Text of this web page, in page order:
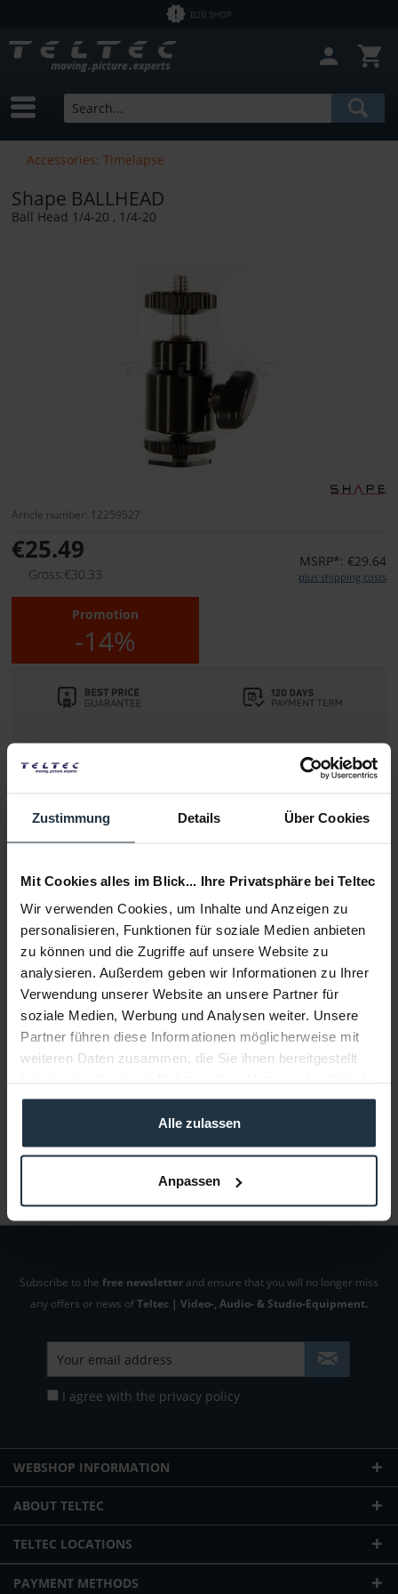
Zustimmung Details Über Cookies
Mit Cookies alles im Blick... Ihre Privatsphäre bei Teltec
Wir verwenden Cookies, um Inhalte und Anzeigen zu
personalisieren, Funktionen für soziale Medien anbieten
zu können und die Zugriffe auf unsere Website zu
analysieren. Außerdem geben wir Informationen zu Ihrer
Verwendung unserer Website an unsere Partner für
soziale Medien, Werbung und Analysen weiter. Unsere
Partner führen diese Informationen möglicherweise mit
weiteren Daten zusammen, die Sie ihnen bereitgestellt
gesammelt haben.
Alle zulassen
Anpassen
B2B SHOP
Accessories: Timelapse
Shape BALLHEAD
Ball Head 1/4-20 , 1/4-20
Article number: 12259527
€25.49
Gross:€30.33
MSRP*: €29.64
plus shipping costs
Promotion
-14%
1-2 weeks from order
shopping cart
Description
Hauptmerkmale 360° Rotation Hot/ Cold Shoe montierbar
1/4"-20 Male und Female...more
Consultation
Media
Manufacturer & Product Safety Information
Folgende Infos zum Hersteller sind verfübar......
Subscribe to the free newsletter and ensure that you will no longer miss
any offers or news ofTeltec | Video-, Audio- & Studio-Equipment.
I agree with the privacy policy
WEBSHOP INFORMATION
ABOUT TELTEC
TELTEC LOCATIONS
PAYMENT METHODS